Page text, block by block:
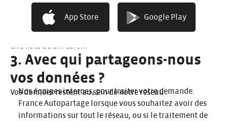
App Store Google Play
implémentation.
Vous avez la possibilité de changer d’avis, à tout moment,
en désactivant les traceurs dans vos paramètres de
3. Avec qui partageons-nous
vos données ?
Vos données restent au sein de notre réseau :
Nos équipes internes, pour traiter votre demande.
France Autopartage lorsque vous souhaitez avoir des
informations sur tout le réseau, ou si le traitement de